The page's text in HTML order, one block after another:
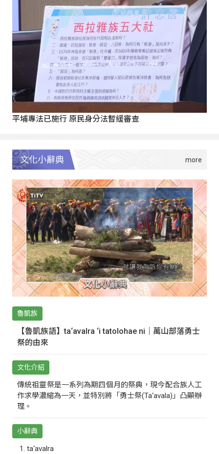
平埔專法已施行 原民身分法暫緩審查
文化小辭典
魯凱族
【魯凱族語】ta‘avalra ‘i tatolohae ni｜萬山部落勇士
祭的由來
文化介紹
傳統祖靈祭是一系列為期四個月的祭典，現今配合族人工
作求學濃縮為一天，並特別將「勇士祭(Ta‘avala)」凸顯辦
理。
小辭典
ta‘avalra